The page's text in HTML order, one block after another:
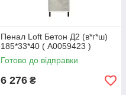
Пенал Loft Бетон Д2 (в*г*ш)
185*33*40 ( А0059423 )
Готово до відправки
6 276 ₴